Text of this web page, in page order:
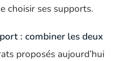
choisir ses supports.
: combiner les deux
proposés aujourd’hui